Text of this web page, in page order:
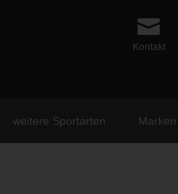
Kontakt
weitere Sportarten Marken